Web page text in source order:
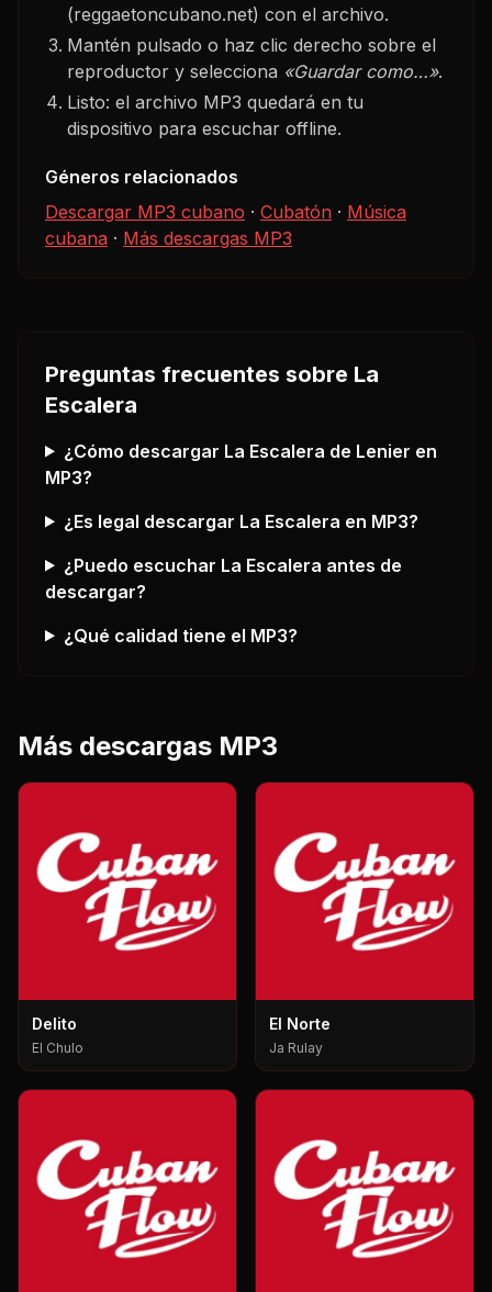
(reggaetoncubano.net) con el archivo.
Mantén pulsado o haz clic derecho sobre el
reproductor y selecciona «Guardar como…».
Listo: el archivo MP3 quedará en tu
dispositivo para escuchar offline.
Géneros relacionados
Descargar MP3 cubano · Cubatón · Música
cubana · Más descargas MP3
Preguntas frecuentes sobre La
Escalera
¿Cómo descargar La Escalera de Lenier en
MP3?
¿Es legal descargar La Escalera en MP3?
¿Puedo escuchar La Escalera antes de
descargar?
¿Qué calidad tiene el MP3?
Más descargas MP3
Delito
El Chulo
El Norte
Ja Rulay